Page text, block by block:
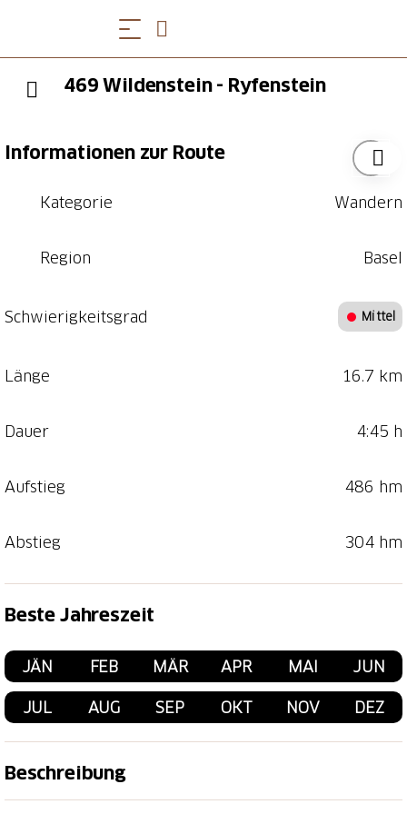
469 Wildenstein - Ryfenstein
Informationen zur Route
Kategorie Wandern
Region Basel
Schwierigkeitsgrad Mittel
Länge 16.7 km
Dauer 4:45 h
Aufstieg 486 hm
Abstieg 304 hm
Beste Jahreszeit
JÄN FEB MÄR APR MAI JUN
JUL AUG SEP OKT NOV DEZ
Beschreibung